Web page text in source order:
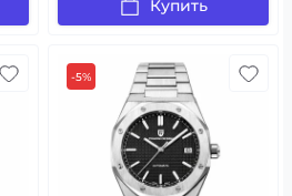
Купить
-5%